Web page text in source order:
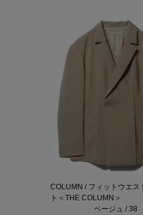
COLUMN / フィットウエス
ト＜THE COLUMN＞
ベージュ / 38